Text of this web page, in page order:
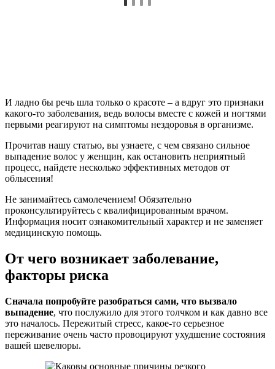
И ладно бы речь шла только о красоте – а вдруг это признаки
какого-то заболевания, ведь волосы вместе с кожей и ногтями
первыми реагируют на симптомы нездоровья в организме.
Прочитав нашу статью, вы узнаете, с чем связано сильное
выпадение волос у женщин, как остановить неприятный
процесс, найдете несколько эффективных методов от
облысения!
Не занимайтесь самолечением! Обязательно
проконсультируйтесь с квалифицированным врачом.
Информация носит ознакомительный характер и не заменяет
медицинскую помощь.
От чего возникает заболевание,
факторы риска
Сначала попробуйте разобраться сами, что вызвало
выпадение, что послужило для этого толчком и как давно все
это началось. Пережитый стресс, какое-то серьезное
переживание очень часто провоцируют ухудшение состояния
вашей шевелюры.